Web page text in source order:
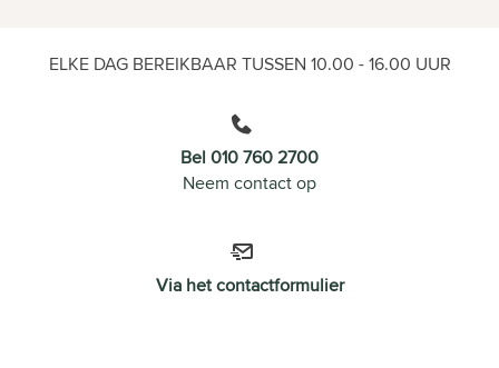
ELKE DAG BEREIKBAAR TUSSEN 10.00 - 16.00 UUR
Bel 010 760 2700
Neem contact op
Via het contactformulier